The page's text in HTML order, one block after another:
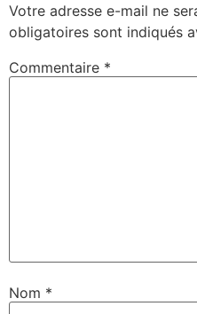
Votre adresse e-mail ne
obligatoires sont indiqués
Commentaire *
Nom *